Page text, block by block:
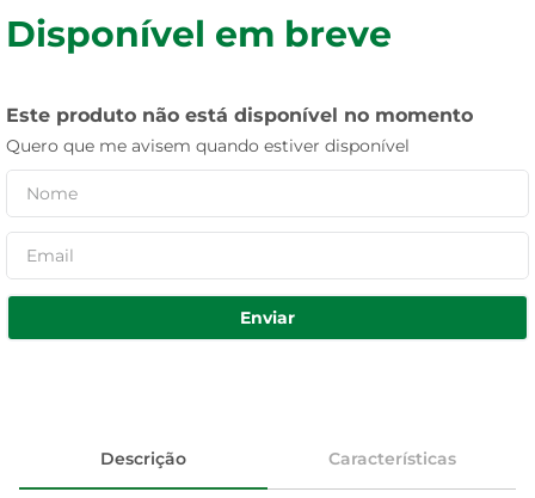
Disponível em breve
Este produto não está disponível no momento
Quero que me avisem quando estiver disponível
Enviar
Descrição Características